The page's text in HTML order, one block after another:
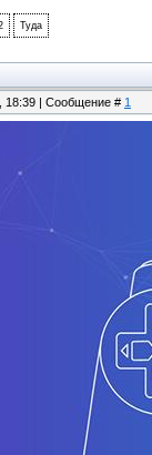
Туда
18:39 | Сообщение # 1